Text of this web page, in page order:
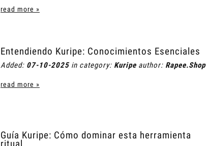
read more »
Entendiendo Kuripe: Conocimientos Esenciales
Added: 07-10-2025in category: Kuripe author: Rapee.Shop
read more »
Guía Kuripe: Cómo dominar esta herramienta